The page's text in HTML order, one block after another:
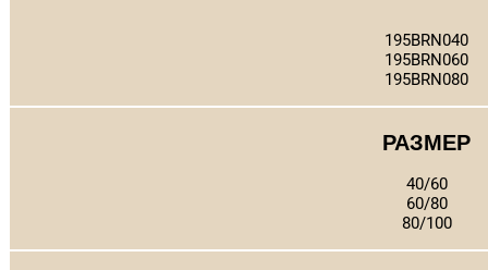
195BRN040
195BRN060
195BRN080
РАЗМЕР
40/60
60/80
80/100